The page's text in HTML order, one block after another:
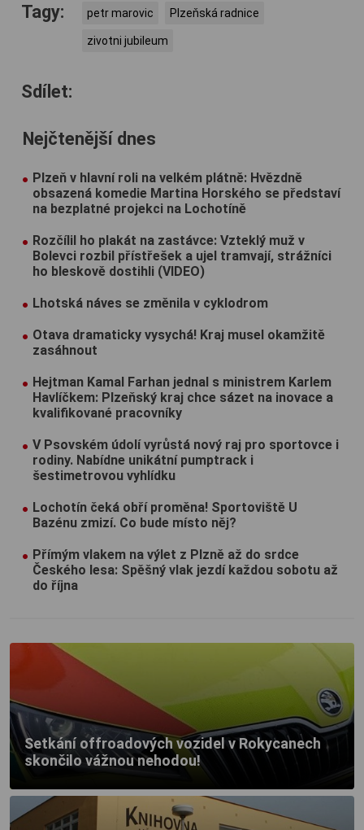
Tagy: petr marovic Plzeňská radnice
zivotni jubileum
Sdílet:
Nejčtenější dnes
Plzeň v hlavní roli na velkém plátně: Hvězdně
obsazená komedie Martina Horského se představí
na bezplatné projekci na Lochotíně
Rozčílil ho plakát na zastávce: Vzteklý muž v
Bolevci rozbil přístřešek a ujel tramvají, strážníci
ho bleskově dostihli (VIDEO)
Lhotská náves se změnila v cyklodrom
Otava dramaticky vysychá! Kraj musel okamžitě
zasáhnout
Hejtman Kamal Farhan jednal s ministrem Karlem
Havlíčkem: Plzeňský kraj chce sázet na inovace a
kvalifikované pracovníky
V Psovském údolí vyrůstá nový raj pro sportovce i
rodiny. Nabídne unikátní pumptrack i
šestimetrovou vyhlídku
Lochotín čeká obří proměna! Sportoviště U
Bazénu zmizí. Co bude místo něj?
Přímým vlakem na výlet z Plzně až do srdce
Českého lesa: Spěšný vlak jezdí každou sobotu až
do října
Setkání offroadových vozidel v Rokycanech
skončilo vážnou nehodou!